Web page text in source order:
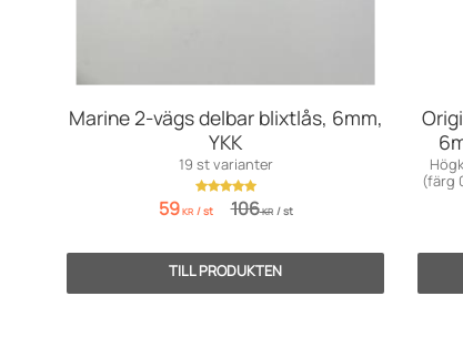
Marine 2-vägs delbar blixtlås, 6mm,
YKK
19 st varianter
59KR /st 106KR /st
(färg